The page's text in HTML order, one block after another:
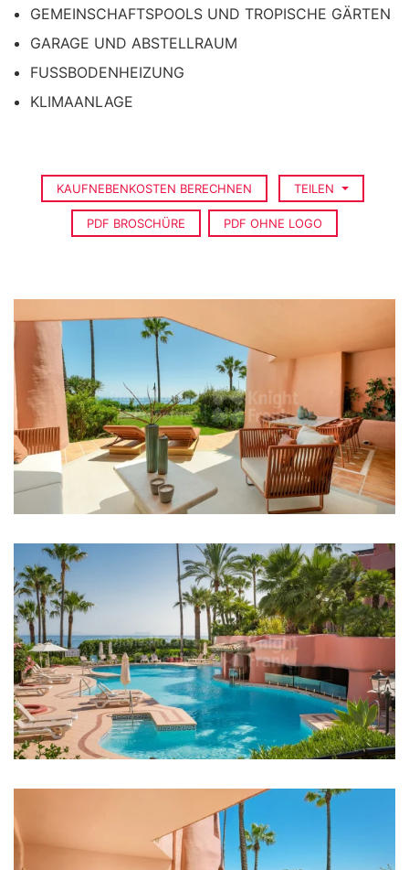
GEMEINSCHAFTSPOOLS UND TROPISCHE GÄRTEN
GARAGE UND ABSTELLRAUM
FUSSBODENHEIZUNG
KLIMAANLAGE
KAUFNEBENKOSTEN BERECHNEN TEILEN
PDF BROSCHÜRE PDF OHNE LOGO